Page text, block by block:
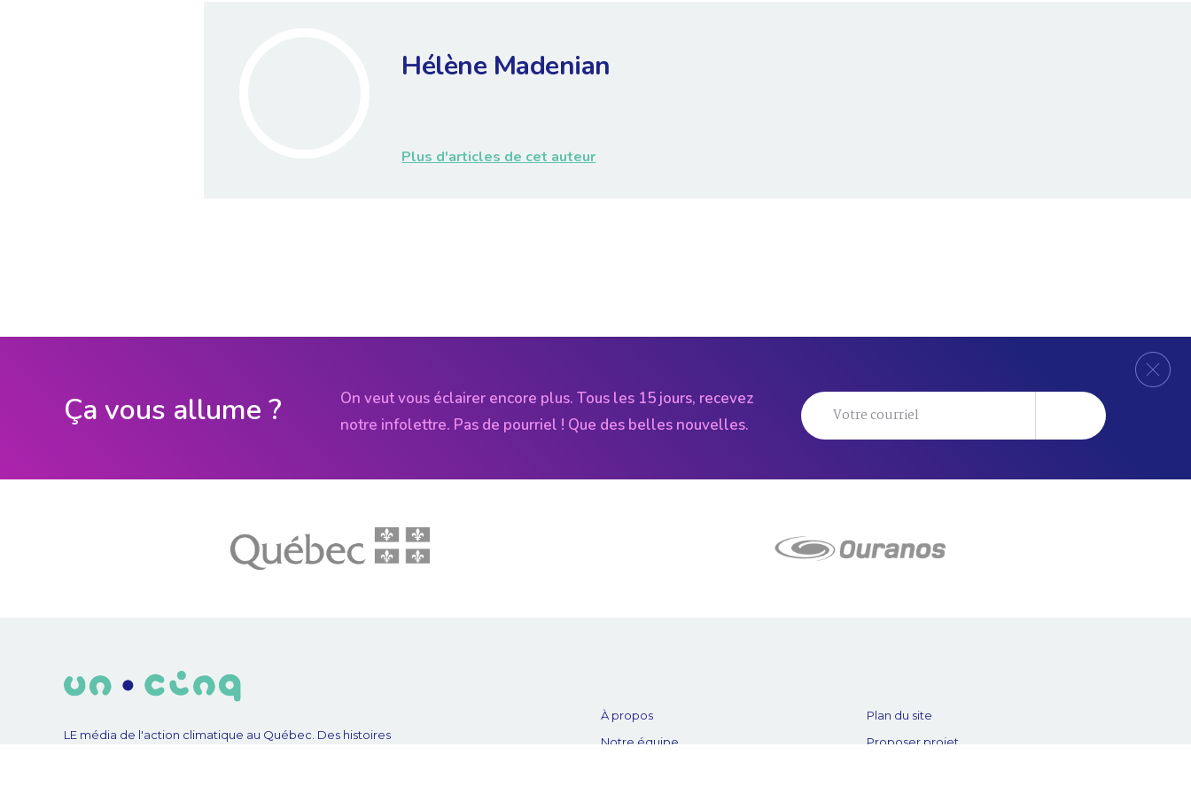
Hélène Madenian
Plus d'articles de cet auteur
Ça vous allume ?
On veut vous éclairer encore plus. Tous les 15 jours, recevez
notre infolettre. Pas de pourriel ! Que des belles nouvelles.
LE média de l'action climatique au Québec. Des histoires
À propos
Notre équipe
Plan du site
Proposer projet